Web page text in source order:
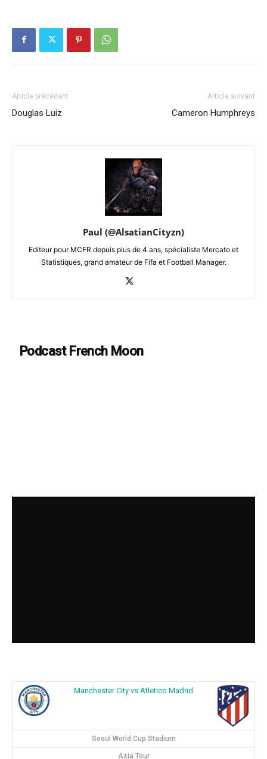
Article précédent
Douglas Luiz
Article suivant
Cameron Humphreys
Paul (@AlsatianCityzn)
Editeur pour MCFR depuis plus de 4 ans, spécialiste Mercato et
Statistiques, grand amateur de Fifa et Football Manager.
Podcast French Moon
Manchester City vs Atletico Madrid
Seoul World Cup Stadium
Asia Tour